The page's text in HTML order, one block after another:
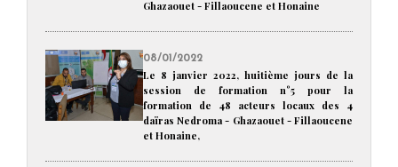
Ghazaouet - Fillaoucene et Honaine
08/01/2022
Le 8 janvier 2022, huitième jours de la
session de formation n°5 pour la
formation de 48 acteurs locaux des 4
daïras Nedroma - Ghazaouet - Fillaoucene
et Honaine,